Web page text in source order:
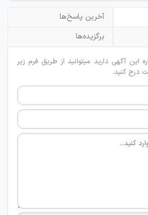
آخرین پاسخ‌ها
برگزیده‌ها
این آگهی دارید میتوانید از طریق فرم زیر
درج کنید.